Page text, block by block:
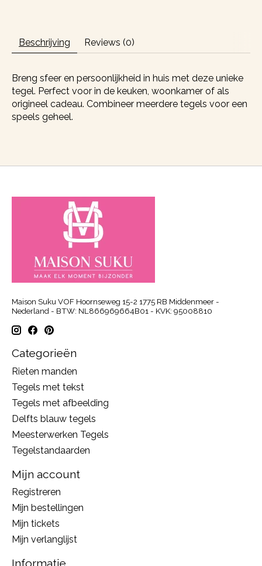
Beschrijving Reviews (0)
Breng sfeer en persoonlijkheid in huis met deze unieke
tegel. Perfect voor in de keuken, woonkamer of als
origineel cadeau. Combineer meerdere tegels voor een
speels geheel.
Maison Suku VOF Hoornseweg 15-2 1775 RB Middenmeer -
Nederland - BTW: NL866969664B01 - KVK: 95008810
Categorieën
Rieten manden
Tegels met tekst
Tegels met afbeelding
Delfts blauw tegels
Meesterwerken Tegels
Tegelstandaarden
Mijn account
Registreren
Mijn bestellingen
Mijn tickets
Mijn verlanglijst
Informatie